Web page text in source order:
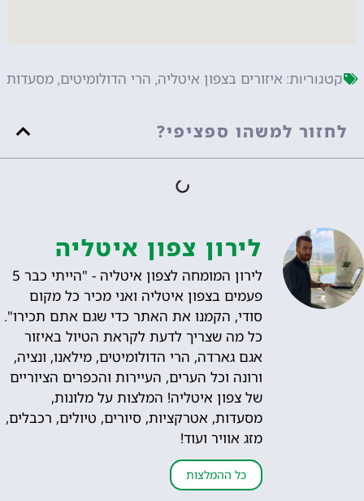
קטגוריות: איזורים בצפון איטליה, הרי הדולומיטים,מסעדות
לחזור למשהו ספציפי?
לירון צפון איטליה
לירון המומחה לצפון איטליה - "הייתי כבר 5
פעמים בצפון איטליה ואני מכיר כל מקום
סודי, הקמנו את האתר כדי שגם אתם תכירו".
כל מה שצריך לדעת לקראת הטיול באיזור
אגם גארדה, הרי הדולומיטים, מילאנו, ונציה,
ורונה וכל הערים, העיירות והכפרים הציוריים
של צפון איטליה! המלצות על מלונות,
מסעדות, אטרקציות, סיורים, טיולים, רכבלים,
מזג אוויר ועוד!
כל ההמלצות